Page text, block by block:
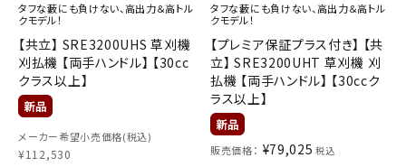
タフな藪にも負けない、高出力＆高トル
クモデル！
【共立】 SRE3200UHS 草刈機
刈払機 【両手ハンドル】 【30cc
クラス以上】
メーカー希望小売価格(税込)
¥112,530
タフな藪にも負けない、高出力＆高トル
クモデル！
【プレミア保証プラス付き】 【共
立】 SRE3200UHT 草刈機 刈
払機 【両手ハンドル】 【30ccク
ラス以上】
販売価格： ¥79,025 税込